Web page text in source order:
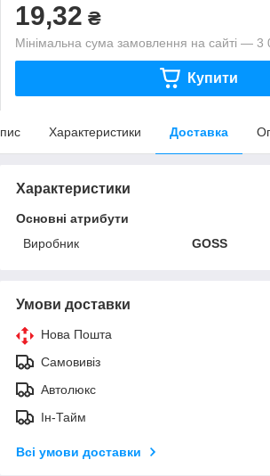
19,32 ₴
Мінімальна сума замовлення на сайті — 3
Купити
Характеристики Доставка
Характеристики
Основні атрибути
Виробник
GOSS
Умови доставки
Нова Пошта
Самовивіз
Автолюкс
Ін-Тайм
Всі умови доставки